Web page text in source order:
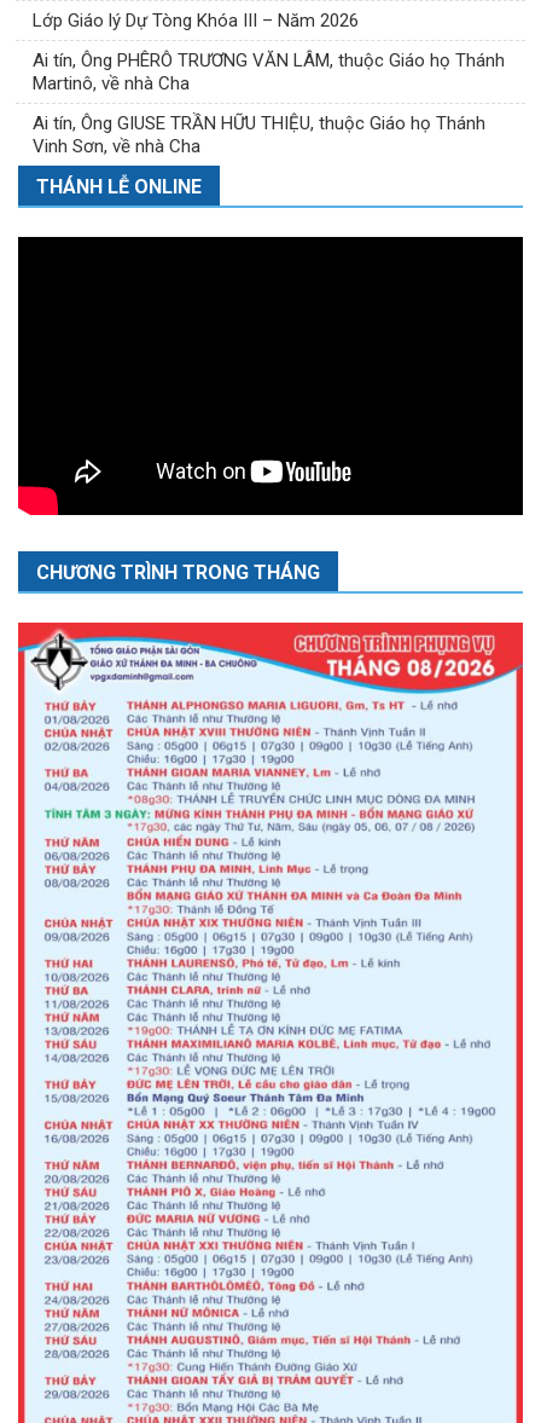
Lớp Giáo lý Dự Tòng Khóa III – Năm 2026
Ai tín, Ông PHÊRÔ TRƯƠNG VĂN LÂM, thuộc Giáo họ Thánh
Martinô, về nhà Cha
Ai tín, Ông GIUSE TRẦN HỮU THIỆU, thuộc Giáo họ Thánh
Vinh Sơn, về nhà Cha
THÁNH LỄ ONLINE
CHƯƠNG TRÌNH TRONG THÁNG